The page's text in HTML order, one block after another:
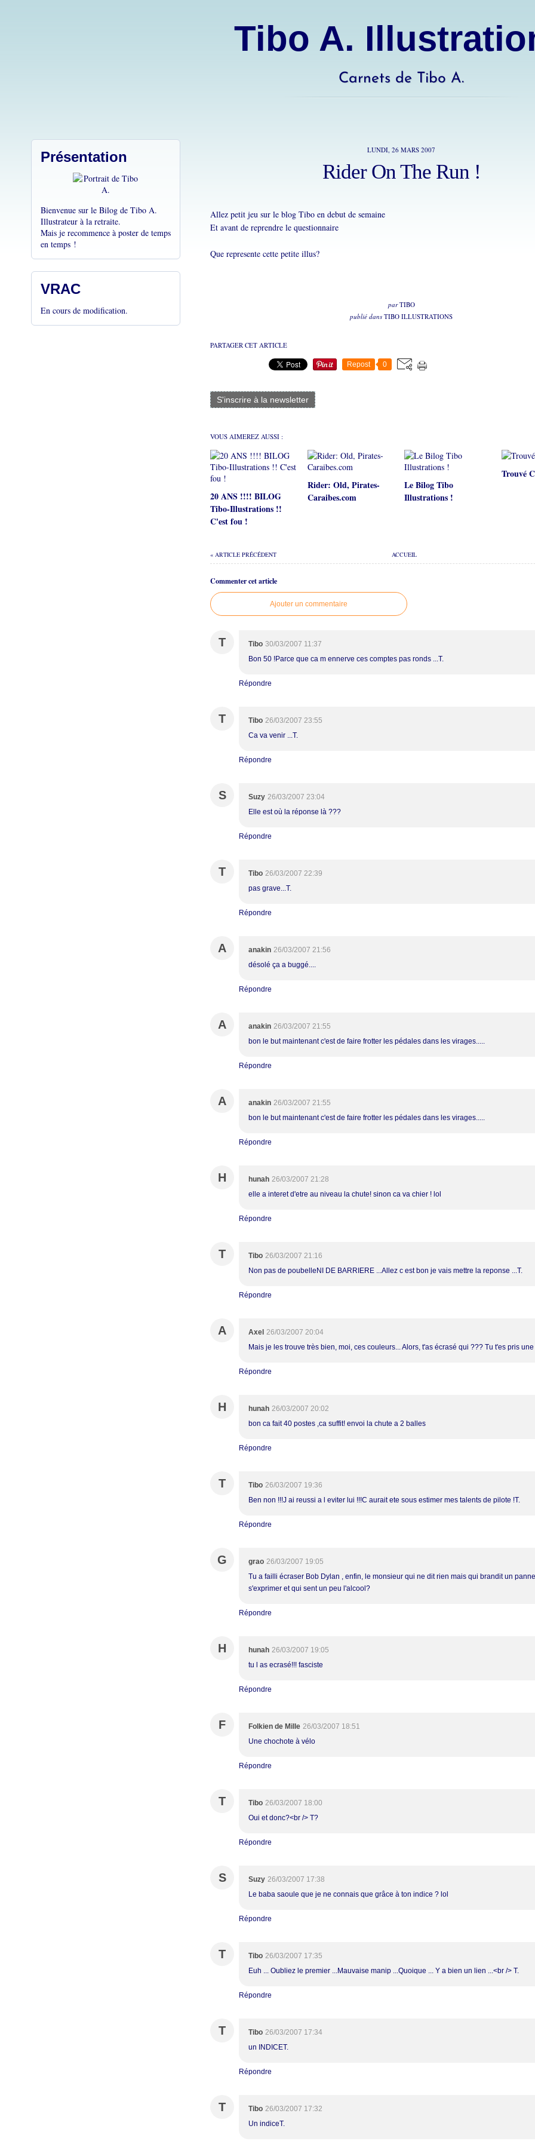
Tibo A.
Carnets de Tibo A.
Présentation
Bienvenue sur le Bilog de Tibo A.
Illustrateur à la retraite.
Mais je recommence à poster de temps
en temps !
VRAC
En cours de modification.
LUNDI, 26 MARS 2007
Rider On The Run !
Allez petit jeu sur le blog Tibo en debut de semaine
Et avant de reprendre le questionnaire
Que represente cette petite illus?
parTIBO
publié dans TIBO ILLUSTRATIONS
PARTAGER CET ARTICLE
Repost 0
S'inscrire à la newsletter
VOUS AIMEREZ AUSSI :
20 ANS !!!! BILOG
Tibo-Illustrations !!
C'est fou !
Rider: Old, Pirates-
Caraibes.com
Le Bilog Tibo
Illustrations !
Trouvé
ACCUEIL
« ARTICLE PRÉCÉDENT
Commenter cet article
Ajouter un commentaire
T Tibo 30/03/2007 11:37
Bon 50 !Parce que ca m ennerve ces comptes pas ronds ...T.
Répondre
T Tibo 26/03/2007 23:55
Ca va venir ...T.
Répondre
S Suzy 26/03/2007 23:04
Elle est où la réponse là ???
Répondre
T Tibo 26/03/2007 22:39
pas grave...T.
Répondre
A anakin 26/03/2007 21:56
désolé ça a buggé....
Répondre
A anakin 26/03/2007 21:55
bon le but maintenant c'est de faire frotter les pédales dans les virages.....
Répondre
A anakin 26/03/2007 21:55
bon le but maintenant c'est de faire frotter les pédales dans les virages.....
Répondre
H hunah 26/03/2007 21:28
elle a interet d'etre au niveau la chute! sinon ca va chier ! lol
Répondre
T Tibo 26/03/2007 21:16
Non pas de poubelleNI DE BARRIERE ...Allez c est bon je vais mettre la reponse ...T.
Répondre
A Axel 26/03/2007 20:04
Mais je les trouve très bien, moi, ces couleurs... Alors, t'as écrasé qui ??? Tu t'es pris
Répondre
H hunah 26/03/2007 20:02
bon ca fait 40 postes ,ca suffit! envoi la chute a 2 balles
Répondre
T Tibo 26/03/2007 19:36
Ben non !!!J ai reussi a l eviter lui !!!C aurait ete sous estimer mes talents de pilote !T.
Répondre
G grao 26/03/2007 19:05
Tu a failli écraser Bob Dylan , enfin, le monsieur qui ne dit rien mais qui brandit un
s'exprimer et qui sent un peu l'alcool?
Répondre
H hunah 26/03/2007 19:05
tu l as ecrasé!!! fasciste
Répondre
F Folkien de Mille 26/03/2007 18:51
Une chochote à vélo
Répondre
T Tibo 26/03/2007 18:00
Oui et donc?<br /> T?
Répondre
S Suzy 26/03/2007 17:38
Le baba saoule que je ne connais que grâce à ton indice ? lol
Répondre
T Tibo 26/03/2007 17:35
Euh ... Oubliez le premier ...Mauvaise manip ...Quoique ... Y a bien un lien ...<br /> T.
Répondre
T Tibo 26/03/2007 17:34
un INDICET.
Répondre
T Tibo 26/03/2007 17:32
Un indiceT.